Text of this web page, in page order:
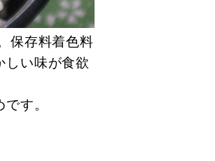
保存料着色料
しい味が食欲
す。